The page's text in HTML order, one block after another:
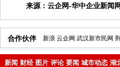
来源： 云企网-华中企业新闻网
合作伙伴 新浪 云企网 武汉新市民网
新闻 财经 图片 评论 要闻 城市动态 湖